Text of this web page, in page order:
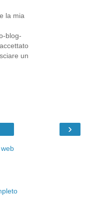
la mia
blog-
un
›